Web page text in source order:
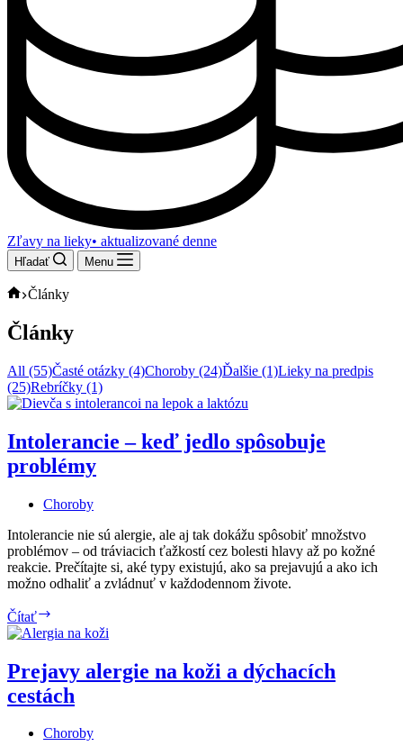
Zľavy na lieky• aktualizované denne
Hľadať Menu
Domov
Články
Články
All (55)Časté otázky (4)Choroby (24)Ďalšie (1)Lieky na predpis
(25)Rebríčky (1)
Intolerancie – keď jedlo spôsobuje
problémy
Choroby
Intolerancie nie sú alergie, ale aj tak dokážu spôsobiť množstvo
problémov – od tráviacich ťažkostí cez bolesti hlavy až po kožné
reakcie. Prečítajte si, aké typy existujú, ako sa prejavujú a ako ich
možno odhaliť a zvládnuť v každodennom živote.
Čítať
–
keď
spôsobuje
problémy
Prejavy alergie na koži a dýchacích
cestách
Choroby